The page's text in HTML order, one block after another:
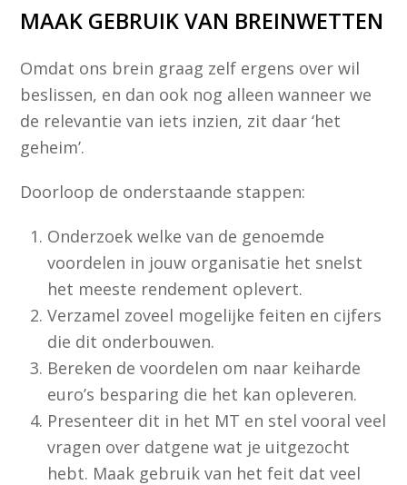
MAAK GEBRUIK VAN BREINWETTEN
Omdat ons brein graag zelf ergens over wil
beslissen, en dan ook nog alleen wanneer we
de relevantie van iets inzien, zit daar ‘het
geheim’.
Doorloop de onderstaande stappen:
Onderzoek welke van de genoemde
voordelen in jouw organisatie het snelst
het meeste rendement oplevert.
Verzamel zoveel mogelijke feiten en cijfers
die dit onderbouwen.
Bereken de voordelen om naar keiharde
euro’s besparing die het kan opleveren.
Presenteer dit in het MT en stel vooral veel
vragen over datgene wat je uitgezocht
hebt. Maak gebruik van het feit dat veel